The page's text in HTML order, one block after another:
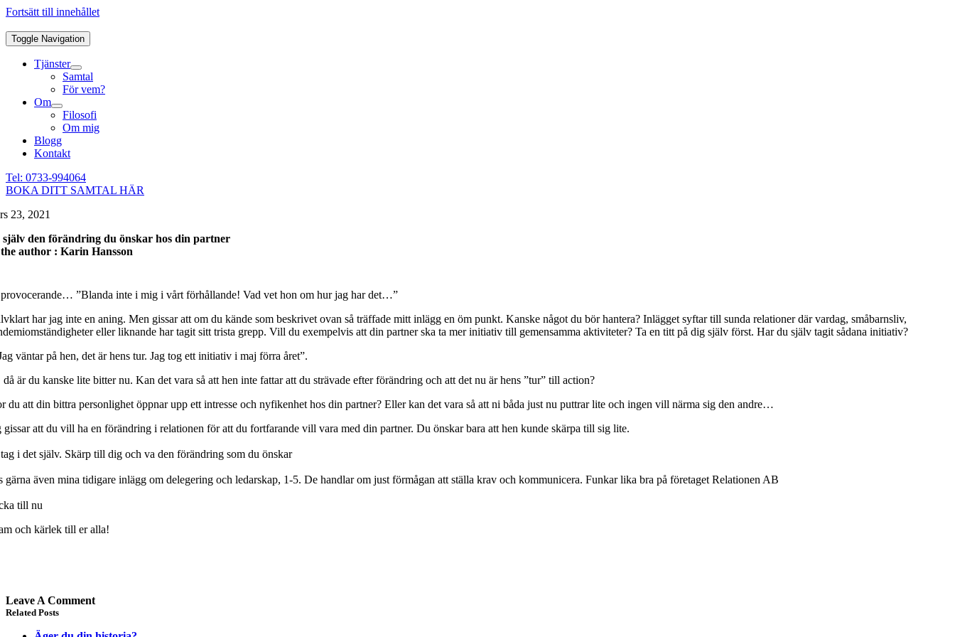
Fortsätt till innehållet
Toggle Navigation
Tjänster
Samtal
För vem?
Om
Filosofi
Om mig
Blogg
Kontakt
Tel: 0733-994064
BOKA DITT SAMTAL HÄR
23, 2021
själv den förändring du önskar hos din partner
author : Karin Hansson
provocerande… ”Blanda inte i mig i vårt förhållande! Vad vet hon om hur jag har det…”
har jag inte en aning. Men gissar att om du kände som beskrivet ovan så träffade mitt inlägg en öm punkt. Kanske något du bör hantera? Inlägget syftar till sunda relationer där vardag, småbarnsliv,
eller liknande har tagit sitt trista grepp. Vill du exempelvis att din partner ska ta mer initiativ till gemensamma aktiviteter? Ta en titt på dig själv först. Har du själv tagit sådana initiativ?
väntar på hen, det är hens tur. Jag tog ett initiativ i maj förra året”.
då är du kanske lite bitter nu. Kan det vara så att hen inte fattar att du strävade efter förändring och att det nu är hens ”tur” till action?
du att din bittra personlighet öppnar upp ett intresse och nyfikenhet hos din partner? Eller kan det vara så att ni båda just nu puttrar lite och ingen vill närma sig den andre…
gissar att du vill ha en förändring i relationen för att du fortfarande vill vara med din partner. Du önskar bara att hen kunde skärpa till sig lite.
i det själv. Skärp till dig och va den förändring som du önskar
gärna även mina tidigare inlägg om delegering och ledarskap, 1-5. De handlar om just förmågan att ställa krav och kommunicera. Funkar lika bra på företaget Relationen AB
till nu
och kärlek till er alla!
Leave A Comment
Related Posts